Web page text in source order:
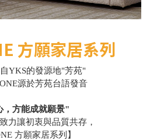
方願家居系列
YKS的發源地"芳苑"
源於芳苑台語發音
，方能成就願景"
力讓初衷與品質共存，
方願家居系列】